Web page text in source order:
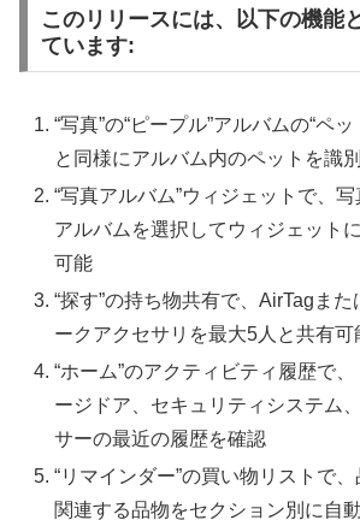
このリリースには、以下の機能
ています:
“写真”の“ピープル”アルバムの“ペ
と同様にアルバム内のペットを識別
“写真アルバム”ウィジェットで、
アルバムを選択してウィジェット
可能
“探す”の持ち物共有で、AirTagまた
ークアクセサリを最大5人と共有可
“ホーム”のアクティビティ履歴で
ージドア、セキュリティシステム
サーの最近の履歴を確認
“リマインダー”の買い物リストで
関連する品物をセクション別に自